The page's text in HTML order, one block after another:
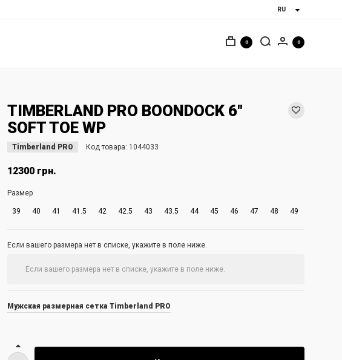
0 0
TIMBERLAND PRO BOONDOCK 6"
SOFT TOE WP
Timberland PRO Код товара: 1044033
12300 грн.
Размер
39 40 41 41.5 42 42.5 43 43.5 44 45 46 47 48 49
Если вашего размера нет в списке, укажите в поле ниже.
Мужская размерная сетка Timberland PRO